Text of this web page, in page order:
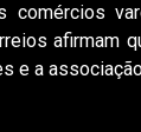
afirmam
e a